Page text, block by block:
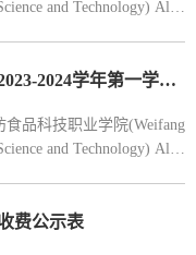
and Technology) All
潍坊食品科技职业学院2023-2024学年第一学期校历
食品科技职业学院(Weifang
and Technology) All
费公示表